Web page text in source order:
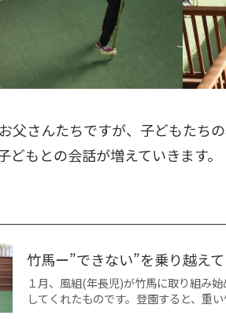
父さんたちですが、子どもたち
どもとの会話が増えていきます。
竹馬ー”できない”を乗り越え
１月、風組(年長児)が竹馬に取り組み
してくれたものです。登園すると、重